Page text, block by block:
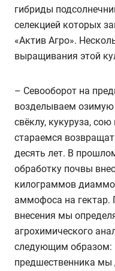
гибриды
селекцией которых
«Актив Агро».
выращивания этой
– Севооборот на
возделываем
свёклу, кукуруза,
стараемся
десять лет. В
обработку почвы
килограммов
аммофоса на
внесения мы
агрохимического
следующим образом:
предшественника мы